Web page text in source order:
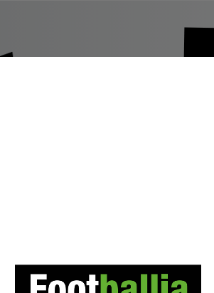
par compétition